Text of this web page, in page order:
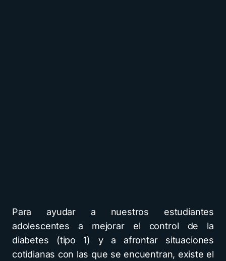
Para ayudar a nuestros estudiantes
adolescentes a mejorar el control de la
diabetes (tipo 1) y a afrontar situaciones
cotidianas con las que se encuentran, existe el